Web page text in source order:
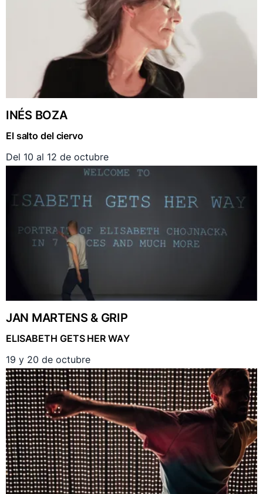
INÉS BOZA
El salto del ciervo
Del 10 al 12 de octubre
JAN MARTENS & GRIP
ELISABETH GETS HER WAY
19 y 20 de octubre